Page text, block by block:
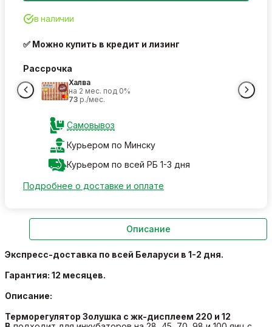
в наличии
✅ Можно купить в кредит и лизинг
Рассрочка
Халва
на 2 мес. под 0%
73 р./мес.
Самовывоз
Курьером по Минску
Курьером по всей РБ 1-3 дня
Подробнее о доставке и оплате
Описание
Экспресс-доставка по всей Беларуси в 1-2 дня.
Гарантия: 12 месяцев.
Описание:
Терморегулятор Золушка с жк-дисплеем 220 и 12